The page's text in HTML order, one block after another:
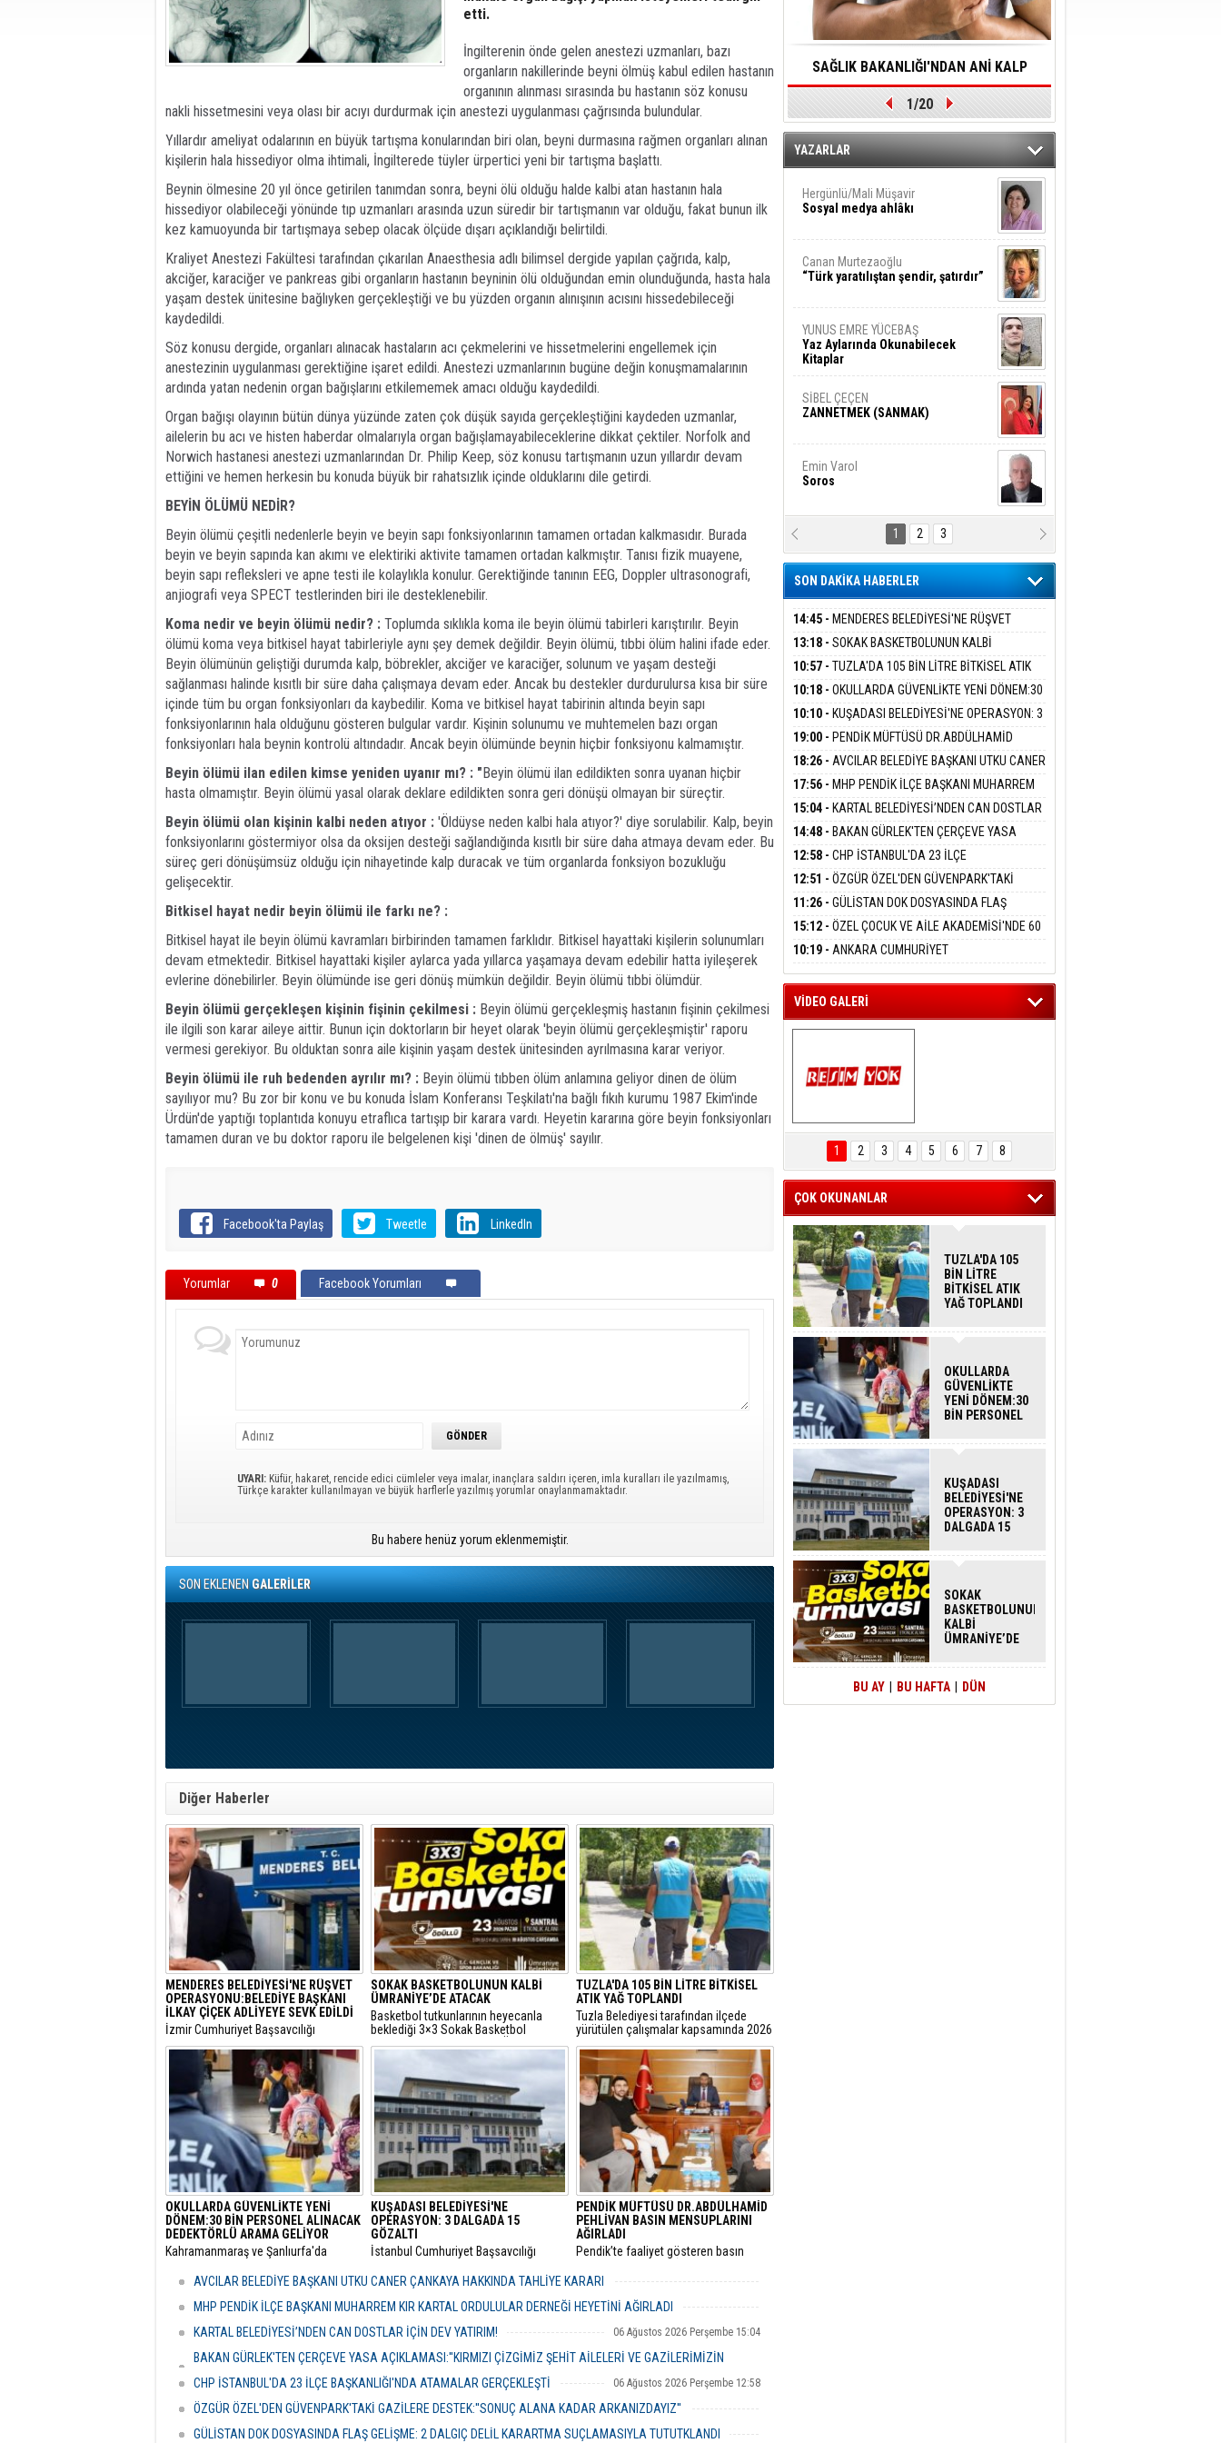
etti.
İngilterenin önde gelen anestezi uzmanları, bazı
organların nakillerinde beyni ölmüş kabul edilen hastanın
organının alınması sırasında bu hastanın söz konusu
nakli hissetmesini veya olası bir acıyı durdurmak için anestezi uygulanması çağrısında bulundular.
Yıllardır ameliyat odalarının en büyük tartışma konularından biri olan, beyni durmasına rağmen organları alınan
kişilerin hala hissediyor olma ihtimali, İngilterede tüyler ürpertici yeni bir tartışma başlattı.
Beynin ölmesine 20 yıl önce getirilen tanımdan sonra, beyni ölü olduğu halde kalbi atan hastanın hala
hissediyor olabileceği yönünde tıp uzmanları arasında uzun süredir bir tartışmanın var olduğu, fakat bunun ilk
kez kamuoyunda bir tartışmaya sebep olacak ölçüde dışarı açıklandığı belirtildi.
Kraliyet Anestezi Fakültesi tarafından çıkarılan Anaesthesia adlı bilimsel dergide yapılan çağrıda, kalp,
akciğer, karaciğer ve pankreas gibi organların hastanın beyninin ölü olduğundan emin olunduğunda, hasta hala
yaşam destek ünitesine bağlıyken gerçekleştiği ve bu yüzden organın alınışının acısını hissedebileceği
kaydedildi.
Söz konusu dergide, organları alınacak hastaların acı çekmelerini ve hissetmelerini engellemek için
anestezinin uygulanması gerektiğine işaret edildi. Anestezi uzmanlarının bugüne değin konuşmamalarının
ardında yatan nedenin organ bağışlarını etkilememek amacı olduğu kaydedildi.
Organ bağışı olayının bütün dünya yüzünde zaten çok düşük sayıda gerçekleştiğini kaydeden uzmanlar,
ailelerin bu acı ve histen haberdar olmalarıyla organ bağışlamayabileceklerine dikkat çektiler. Norfolk and
Norwich hastanesi anestezi uzmanlarından Dr. Philip Keep, söz konusu tartışmanın uzun yıllardır devam
ettiğini ve hemen herkesin bu konuda büyük bir rahatsızlık içinde olduklarını dile getirdi.
BEYİN ÖLÜMÜ NEDİR?
Beyin ölümü çeşitli nedenlerle beyin ve beyin sapı fonksiyonlarının tamamen ortadan kalkmasıdır. Burada
beyin ve beyin sapında kan akımı ve elektiriki aktivite tamamen ortadan kalkmıştır. Tanısı fizik muayene,
beyin sapı refleksleri ve apne testi ile kolaylıkla konulur. Gerektiğinde tanının EEG, Doppler ultrasonografi,
anjiografi veya SPECT testlerinden biri ile desteklenebilir.
Koma nedir ve beyin ölümü nedir? : Toplumda sıklıkla koma ile beyin ölümü tabirleri karıştırılır. Beyin
ölümü koma veya bitkisel hayat tabirleriyle aynı şey demek değildir. Beyin ölümü, tıbbi ölüm halini ifade eder.
Beyin ölümünün geliştiği durumda kalp, böbrekler, akciğer ve karaciğer, solunum ve yaşam desteği
sağlanması halinde kısıtlı bir süre daha çalışmaya devam eder. Ancak bu destekler durdurulursa kısa bir süre
içinde tüm bu organ fonksiyonları da kaybedilir. Koma ve bitkisel hayat tabirinin altında beyin sapı
fonksiyonlarının hala olduğunu gösteren bulgular vardır. Kişinin solunumu ve muhtemelen bazı organ
fonksiyonları hala beynin kontrolü altındadır. Ancak beyin ölümünde beynin hiçbir fonksiyonu kalmamıştır.
Beyin ölümü ilan edilen kimse yeniden uyanır mı? : "Beyin ölümü ilan edildikten sonra uyanan hiçbir
hasta olmamıştır. Beyin ölümü yasal olarak deklare edildikten sonra geri dönüşü olmayan bir süreçtir.
Beyin ölümü olan kişinin kalbi neden atıyor : 'Öldüyse neden kalbi hala atıyor?' diye sorulabilir. Kalp, beyin
fonksiyonlarını göstermiyor olsa da oksijen desteği sağlandığında kısıtlı bir süre daha atmaya devam eder. Bu
süreç geri dönüşümsüz olduğu için nihayetinde kalp duracak ve tüm organlarda fonksiyon bozukluğu
gelişecektir.
Bitkisel hayat nedir beyin ölümü ile farkı ne? :
Bitkisel hayat ile beyin ölümü kavramları birbirinden tamamen farklıdır. Bitkisel hayattaki kişilerin solunumları
devam etmektedir. Bitkisel hayattaki kişiler aylarca yada yıllarca yaşamaya devam edebilir hatta iyileşerek
evlerine dönebilirler. Beyin ölümünde ise geri dönüş mümkün değildir. Beyin ölümü tıbbi ölümdür.
Beyin ölümü gerçekleşen kişinin fişinin çekilmesi : Beyin ölümü gerçekleşmiş hastanın fişinin çekilmesi
ile ilgili son karar aileye aittir. Bunun için doktorların bir heyet olarak 'beyin ölümü gerçekleşmiştir' raporu
vermesi gerekiyor. Bu olduktan sonra aile kişinin yaşam destek ünitesinden ayrılmasına karar veriyor.
Beyin ölümü ile ruh bedenden ayrılır mı? : Beyin ölümü tıbben ölüm anlamına geliyor dinen de ölüm
sayılıyor mu? Bu zor bir konu ve bu konuda İslam Konferansı Teşkilatı'na bağlı fıkıh kurumu 1987 Ekim'inde
Ürdün'de yaptığı toplantıda konuyu etraflıca tartışıp bir karara vardı. Heyetin kararına göre beyin fonksiyonları
tamamen duran ve bu doktor raporu ile belgelenen kişi 'dinen de ölmüş' sayılır.
Facebook'ta Paylaş Tweetle LinkedIn
Yorumlar 0 Facebook Yorumları
UYARI: Küfür, hakaret, rencide edici cümleler veya imalar, inançlara saldırı içeren, imla kuralları ile yazılmamış,
Türkçe karakter kullanılmayan ve büyük harflerle yazılmış yorumlar onaylanmamaktadır.
Bu habere henüz yorum eklenmemiştir.
SON EKLENENGALERİLER
Diğer Haberler
MENDERES BELEDİYESİ'NE RÜŞVET
OPERASYONU:BELEDİYE BAŞKANI
İLKAY ÇİÇEK ADLİYEYE SEVK EDİLDİ
​İzmir Cumhuriyet Başsavcılığı
tarafından yürütülen 'rüşvet' ve 'irtikap'
soruşturması kapsamında gözaltına
alınan Menderes Belediye Başkanı İlkay
Çiçek’in de aralarında bulunduğu 16
şüpheli adliyeye sevk edildi.
SOKAK BASKETBOLUNUN KALBİ
ÜMRANİYE’DE ATACAK
Basketbol tutkunlarının heyecanla
beklediği 3×3 Sokak Basketbol
Turnuvası, bu yıl 7’nci kez Ümraniye
TUZLA'DA 105 BİN LİTRE BİTKİSEL
ATIK YAĞ TOPLANDI
Tuzla Belediyesi tarafından ilçede
yürütülen çalışmalar kapsamında 2026
yılında 105 bin litre bitkisel atık yağ
toplandı.
OKULLARDA GÜVENLİKTE YENİ
DÖNEM:30 BİN PERSONEL ALINACAK
DEDEKTÖRLÜ ARAMA GELİYOR
​Kahramanmaraş ve Şanlıurfa'da
ardından eğitim kurumlarındaki
güvenlik önlemleri baştan aşağı
yenileniyor.
KUŞADASI BELEDİYESİ'NE
OPERASYON: 3 DALGADA 15
GÖZALTI
​İstanbul Cumhuriyet Başsavcılığı
"rüşvet" ve "irtikap" soruşturmasında
Kuşadası Belediyesi’ne yönelik üçüncü
dalga operasyonu düzenlendi.
PENDİK MÜFTÜSÜ DR.ABDÜLHAMİD
PEHLİVAN BASIN MENSUPLARINI
AĞIRLADI
​Pendik’te faaliyet gösteren basın
görevine başlayan Dr. Abdulhamid
yeni görevi için tebriklerini iletti.
AVCILAR BELEDİYE BAŞKANI UTKU CANER ÇANKAYA HAKKINDA TAHLİYE KARARI
06 Ağustos 2026 Perşembe 18:26
MHP PENDİK İLÇE BAŞKANI MUHARREM KIR KARTAL ORDULULAR DERNEĞİ HEYETİNİ AĞIRLADI
06 Ağustos 2026 Perşembe 17:56
KARTAL BELEDİYESİ’NDEN CAN DOSTLAR İÇİN DEV YATIRIM! 06 Ağustos 2026 Perşembe 15:04
BAKAN GÜRLEK'TEN ÇERÇEVE YASA AÇIKLAMASI:''KIRMIZI ÇİZGİMİZ ŞEHİT AİLELERİ VE GAZİLERİMİZİN
HASSASİYETİDİR''
CHP İSTANBUL'DA 23 İLÇE BAŞKANLIĞI'NDA ATAMALAR GERÇEKLEŞTİ 06 Ağustos 2026 Perşembe 12:58
ÖZGÜR ÖZEL'DEN GÜVENPARK'TAKİ GAZİLERE DESTEK:''SONUÇ ALANA KADAR ARKANIZDAYIZ''
06 Ağustos 2026 Perşembe 12:51
GÜLİSTAN DOK DOSYASINDA FLAŞ GELİŞME: 2 DALGIÇ DELİL KARARTMA SUÇLAMASIYLA TUTUTKLANDI
SAĞLIK BAKANLIĞI'NDAN ANİ KALP
DURMALARINA HIZLI MÜDAHALE
EDİLMESİNE YÖNELİK ÖNLENMESİ İÇİN
ÖNEMLİ ADIM
1/20
YAZARLAR
Hergünlü/Mali Müşavir
Sosyal medya ahlâkı
Canan Murtezaoğlu
“Türk yaratılıştan şendir, şatırdır”
YUNUS EMRE YÜCEBAŞ
Yaz Aylarında Okunabilecek
Kitaplar
SİBEL ÇEÇEN
ZANNETMEK (SANMAK)
Emin Varol
Soros
Karanlık DNA Kuşaklararası
Şiddetin Biyolojik Faturası
Şiyar Adıyaman
Ben Bu Sahaya Sığmazam
Hasan Ali Çölük
Bir Satırın İçindeki İnsan
Ezgi Kılıç
SİVAS: ATEŞE ATILAN VİCDAN
BARIŞ BAŞARSLAN
ADANMAK
Meltem Kaynas
AFFETMEYECEĞİM!
1 2 3
SON DAKİKA HABERLER
14:45 - MENDERES BELEDİYESİ'NE RÜŞVET
OPERASYONU:BELEDİYE BAŞKANI İLKAY ÇİÇEK
ADLİYEYE SEVK EDİLDİ
13:18 - SOKAK BASKETBOLUNUN KALBİ
ÜMRANİYE’DE ATACAK
10:57 - TUZLA'DA 105 BİN LİTRE BİTKİSEL ATIK
YAĞ TOPLANDI
10:18 - OKULLARDA GÜVENLİKTE YENİ DÖNEM:30
BİN PERSONEL ALINACAK DEDEKTÖRLÜ ARAMA
GELİYOR
10:10 - KUŞADASI BELEDİYESİ'NE OPERASYON: 3
DALGADA 15 GÖZALTI
19:00 - PENDİK MÜFTÜSÜ DR.ABDÜLHAMİD
PEHLİVAN BASIN MENSUPLARINI AĞIRLADI
18:26 - AVCILAR BELEDİYE BAŞKANI UTKU CANER
ÇANKAYA HAKKINDA TAHLİYE KARARI
17:56 - MHP PENDİK İLÇE BAŞKANI MUHARREM
KIR KARTAL ORDULULAR DERNEĞİ HEYETİNİ
AĞIRLADI
15:04 - KARTAL BELEDİYESİ’NDEN CAN DOSTLAR
İÇİN DEV YATIRIM!
14:48 - BAKAN GÜRLEK'TEN ÇERÇEVE YASA
AÇIKLAMASI:''KIRMIZI ÇİZGİMİZ ŞEHİT AİLELERİ
VE GAZİLERİMİZİN HASSASİYETİDİR''
12:58 - CHP İSTANBUL'DA 23 İLÇE
BAŞKANLIĞI'NDA ATAMALAR GERÇEKLEŞTİ
12:51 - ÖZGÜR ÖZEL'DEN GÜVENPARK'TAKİ
GAZİLERE DESTEK:''SONUÇ ALANA KADAR
ARKANIZDAYIZ''
11:26 - GÜLİSTAN DOK DOSYASINDA FLAŞ
GELİŞME: 2 DALGIÇ DELİL KARARTMA
SUÇLAMASIYLA TUTUTKLANDI
15:12 - ÖZEL ÇOCUK VE AİLE AKADEMİSİ'NDE 60
ÇOCUĞA HİZMET VERİLDİ
10:19 - ANKARA CUMHURİYET
BAŞSAVCILIĞINDAN ÖZGÜR ÖZEL VE VELİ
AĞBABA HAKKINDA FEZLEKE
VİDEO GALERİ
KARTAL ENGELSİZ
YAŞAM FESTİVALİ
KONSERİ
İZLEYİCİLERİ MEST
1 2 3 4 5 6 7 8
ÇOK OKUNANLAR
TUZLA'DA 105
BİN LİTRE
BİTKİSEL ATIK
YAĞ TOPLANDI
OKULLARDA
GÜVENLİKTE
YENİ DÖNEM:30
BİN PERSONEL
DEDEKTÖRLÜ
KUŞADASI
BELEDİYESİ'NE
OPERASYON: 3
DALGADA 15
SOKAK
BASKETBOLUNUN
KALBİ
ÜMRANİYE’DE
BU AY BU HAFTA DÜN